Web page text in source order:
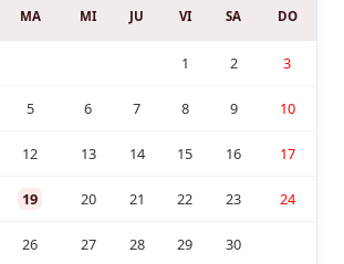
MA MI JU VI SA DO
1 2 3
5 6 7 8 9 10
12 13 14 15 16 17
19 20 21 22 23 24
26 27 28 29 30